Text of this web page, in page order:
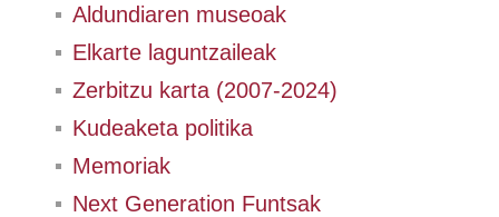
Aldundiaren museoak
Elkarte laguntzaileak
Zerbitzu karta (2007-2024)
Kudeaketa politika
Memoriak
Next Generation Funtsak